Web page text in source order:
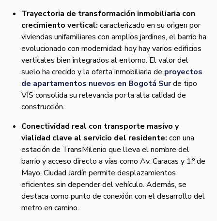
Trayectoria de transformación inmobiliaria con
crecimiento vertical: caracterizado en su origen por
viviendas unifamiliares con amplios jardines, el barrio ha
evolucionado con modernidad: hoy hay varios edificios
verticales bien integrados al entorno. El valor del
suelo ha crecido y la oferta inmobiliaria de proyectos
de apartamentos nuevos en Bogotá Surde tipo
VIS consolida su relevancia por la alta calidad de
construcción.
Conectividad real con transporte masivo y
vialidad clave al servicio del residente: con una
estación de TransMilenio que lleva el nombre del
barrio y acceso directo a vías como Av. Caracas y 1.º de
Mayo, Ciudad Jardín permite desplazamientos
eficientes sin depender del vehículo. Además, se
destaca como punto de conexión con el desarrollo del
metro en camino.